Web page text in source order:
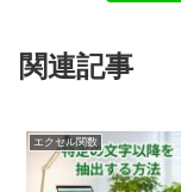
関連記事
エクセル関数